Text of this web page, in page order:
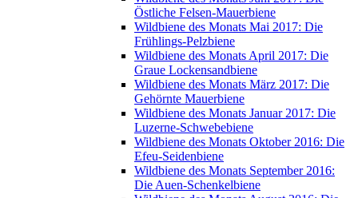
Östliche Felsen-Mauerbiene
Wildbiene des Monats Mai 2017: Die
Frühlings-Pelzbiene
Wildbiene des Monats April 2017: Die
Graue Lockensandbiene
Wildbiene des Monats März 2017: Die
Gehörnte Mauerbiene
Wildbiene des Monats Januar 2017: Die
Luzerne-Schwebebiene
Wildbiene des Monats Oktober 2016: Die
Efeu-Seidenbiene
Wildbiene des Monats September 2016:
Die Auen-Schenkelbiene